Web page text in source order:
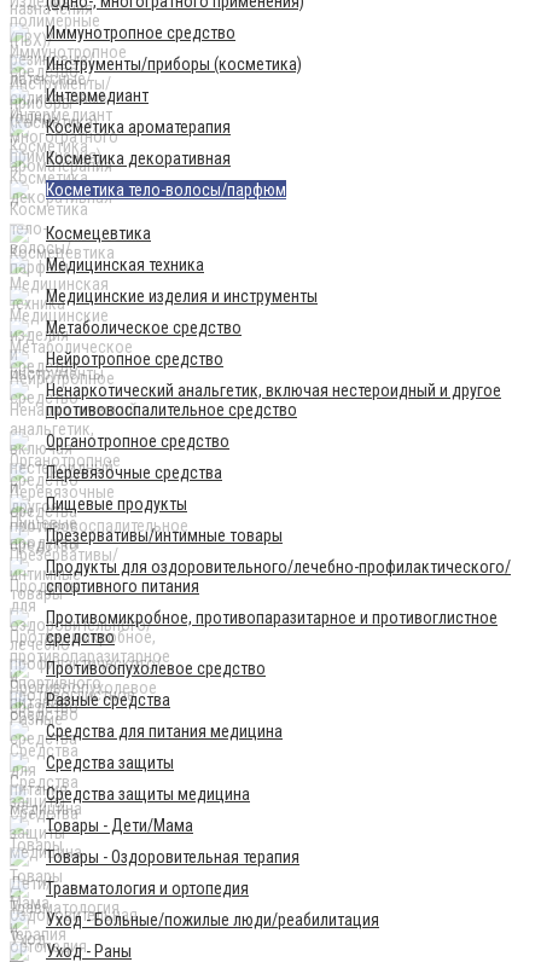
Иммунотропное средство
Инструменты/приборы (косметика)
Интермедиант
Косметика ароматерапия
Косметика декоративная
Косметика тело-волосы/парфюм
Космецевтика
Медицинская техника
Медицинские изделия и инструменты
Метаболическое средство
Нейротропное средство
Ненаркотический анальгетик, включая нестероидный и другое
противовоспалительное средство
Органотропное средство
Перевязочные средства
Пищевые продукты
Презервативы/интимные товары
Продукты для оздоровительного/лечебно-профилактического/
спортивного питания
Противомикробное, противопаразитарное и противоглистное
средство
Противоопухолевое средство
Разные средства
Средства для питания медицина
Средства защиты
Средства защиты медицина
Товары - Дети/Мама
Товары - Оздоровительная терапия
Травматология и ортопедия
Уход - Больные/пожилые люди/реабилитация
Уход - Раны